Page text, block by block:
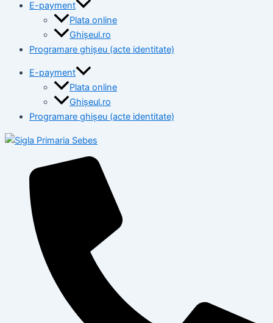
E-payment
Plata online
Ghișeul.ro
Programare ghișeu (acte identitate)
E-payment
Plata online
Ghișeul.ro
Programare ghișeu (acte identitate)